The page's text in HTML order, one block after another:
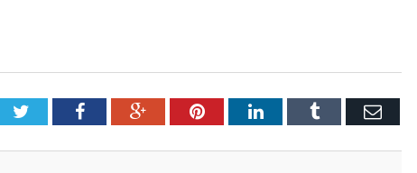
TwitterFacebookGoogle+PinterestLinkedInTumblr Email